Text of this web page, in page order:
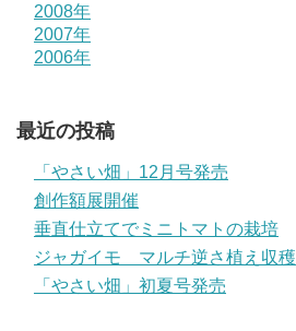
2008年
2007年
2006年
最近の投稿
「やさい畑」12月号発売
創作額展開催
垂直仕立てでミニトマトの栽培
ジャガイモ マルチ逆さ植え収穫
「やさい畑」初夏号発売